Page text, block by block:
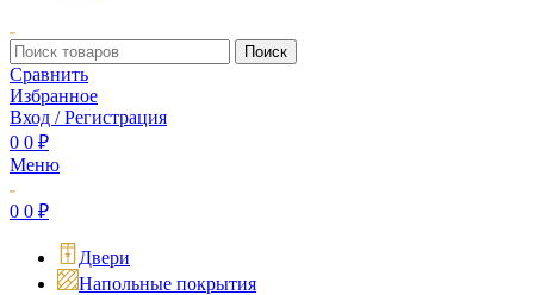
Поиск
Сравнить
Избранное
Вход / Регистрация
0 0 ₽
Меню
0 0 ₽
Двери
Напольные покрытия